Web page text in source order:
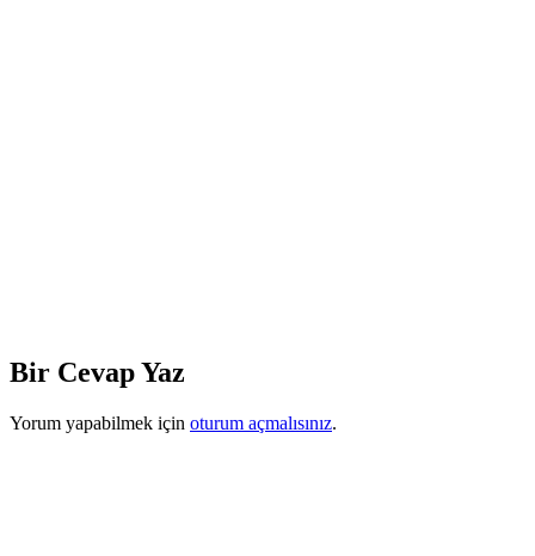
Bir Cevap Yaz
Yorum yapabilmek için oturum açmalısınız.